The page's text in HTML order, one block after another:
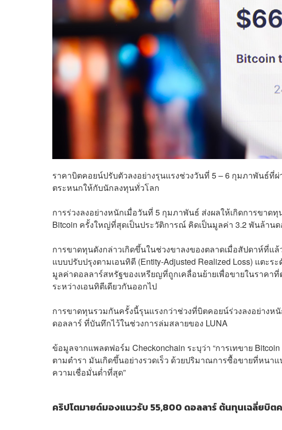
ราคาบิตคอยน์ปรับตัวลงอย่างรุนแรงช่วงวันที่ 5 – 6 กุมภาพันธ์ที่
ตระหนกให้กับนักลงทุนทั่วโลก
การร่วงลงอย่างหนักเมื่อวันที่ 5 กุมภาพันธ์ ส่งผลให้เกิดการขาด
Bitcoin ครั้งใหญ่ที่สุดเป็นประวัติการณ์ คิดเป็นมูลค่า 3.2 พันล้าน
การขาดทุนดังกล่าวเกิดขึ้นในช่วงขาลงของตลาดเมื่อสัปดาห์ที่แ
แบบปรับปรุงตามเอนทิตี (Entity-Adjusted Realized Loss) แตะ
มูลค่าดอลลาร์สหรัฐของเหรียญที่ถูกเคลื่อนย้ายเพื่อขายในราคา
ระหว่างเอนทิตีเดียวกันออกไป
การขาดทุนรวมกันครั้งนี้รุนแรงกว่าช่วงที่บิตคอยน์ร่วงลงอย่างห
ดอลลาร์ ที่บันทึกไว้ในช่วงการล่มสลายของ LUNA
ข้อมูลจากแพลตฟอร์ม Checkonchain ระบุว่า “การเทขาย
ตามตำรา มันเกิดขึ้นอย่างรวดเร็ว ด้วยปริมาณการซื้อขายที่หนา
ความเชื่อมั่นต่ำที่สุด”
คริปโตมายด์มองแนวรับ 55,800 ดอลลาร์ ต้นทุนเฉลี่ยบิ